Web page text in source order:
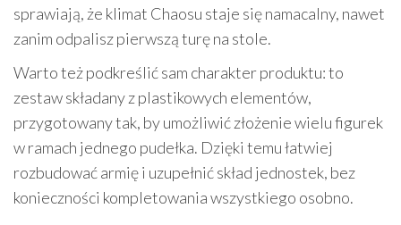
sprawiają, że klimat Chaosu staje się namacalny, nawet
zanim odpalisz pierwszą turę na stole.
Warto też podkreślić sam charakter produktu: to
zestaw składany z plastikowych elementów,
przygotowany tak, by umożliwić złożenie wielu figurek
w ramach jednego pudełka. Dzięki temu łatwiej
rozbudować armię i uzupełnić skład jednostek, bez
konieczności kompletowania wszystkiego osobno.